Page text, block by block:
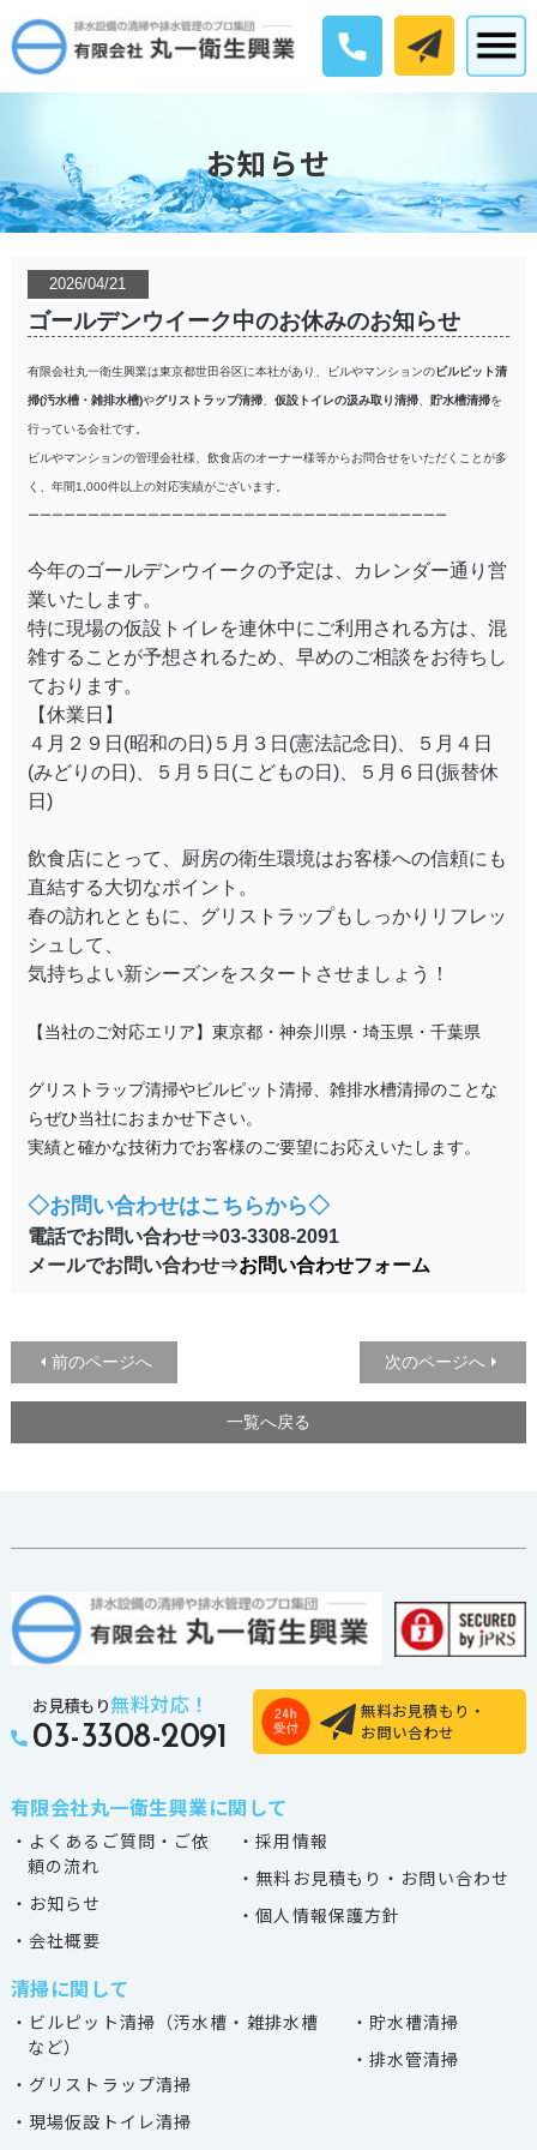
お知らせ
2026/04/21
ゴールデンウイーク中のお休みのお知らせ
有限会社丸一衛生興業は東京都世田谷区に本社があり、ビルやマンションのビルピット清
掃(汚水槽・雑排水槽)やグリストラップ清掃、 仮設トイレの汲み取り清掃、 貯水槽清掃を
行っている会社です。
ビルやマンションの管理会社様、飲食店のオーナー様等からお問合せをいただくことが多
く、年間1,000件以上の対応実績がございます。
ーーーーーーーーーーーーーーーーーーーーーーーーーーーーーーーーーーー
今年のゴールデンウイークの予定は、カレンダー通り営
業いたします。
特に現場の仮設トイレを連休中にご利用される方は、混
雑することが予想されるため、早めのご相談をお待ちし
ております。
【休業日】
４月２９日(昭和の日)５月３日(憲法記念日)、５月４日
(みどりの日)、５月５日(こどもの日)、５月６日(振替休
日)
飲食店にとって、厨房の衛生環境はお客様への信頼にも
直結する大切なポイント。
春の訪れとともに、グリストラップもしっかりリフレッ
シュして、
気持ちよい新シーズンをスタートさせましょう！
【当社のご対応エリア】 東京都・神奈川県・埼玉県・千葉県
グリストラップ清掃やビルピット清掃、雑排水槽清掃のことな
らぜひ当社におまかせ下さい。
実績と確かな技術力でお客様のご要望にお応えいたします。
◇お問い合わせはこちらから◇
電話でお問い合わせ⇒03-3308-2091
メールでお問い合わせ⇒お問い合わせフォーム
前のページへ 次のページへ
一覧へ戻る
お見積もり無料対応！
03-3308-2091
無料お見積もり・
お問い合わせ
有限会社丸一衛生興業に関して
・よくあるご質問・ご依
頼の流れ
・お知らせ
・会社概要
・採用情報
・無料お見積もり・お問い合わせ
・個人情報保護方針
清掃に関して
・ビルピット清掃（汚水槽・雑排水槽
など）
・グリストラップ清掃
・現場仮設トイレ清掃
・貯水槽清掃
・排水管清掃